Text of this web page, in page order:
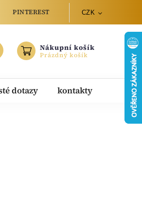
PINTEREST CZK
Nákupní košík
Prázdný košík
dotazy kontakty